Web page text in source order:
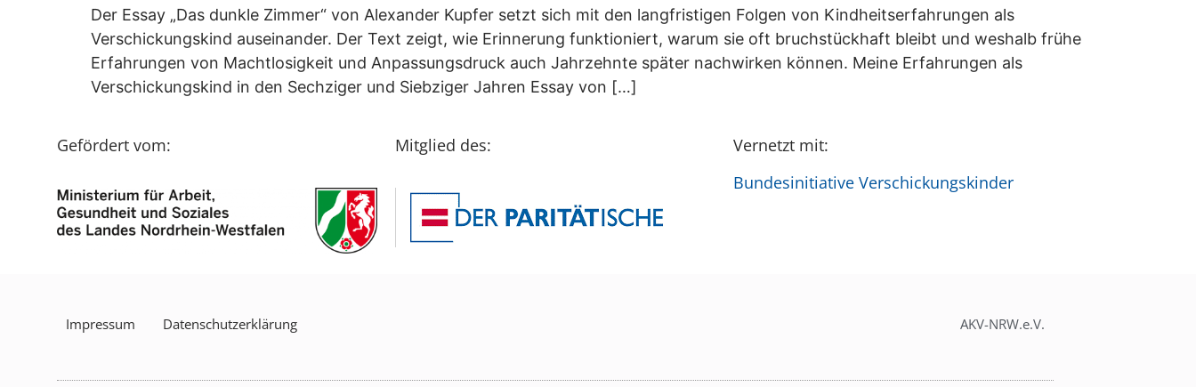
Der Essay „Das dunkle Zimmer“ von Alexander Kupfer setzt sich mit den langfristigen Folgen von Kindheitserfahrungen als
Verschickungskind auseinander. Der Text zeigt, wie Erinnerung funktioniert, warum sie oft bruchstückhaft bleibt und weshalb frühe
Erfahrungen von Machtlosigkeit und Anpassungsdruck auch Jahrzehnte später nachwirken können. Meine Erfahrungen als
Verschickungskind in den Sechziger und Siebziger Jahren Essay von […]
Gefördert vom: Mitglied des:
Vernetzt mit:
Bundesinitiative Verschickungskinder
Impressum Datenschutzerklärung AKV-NRW.e.V.